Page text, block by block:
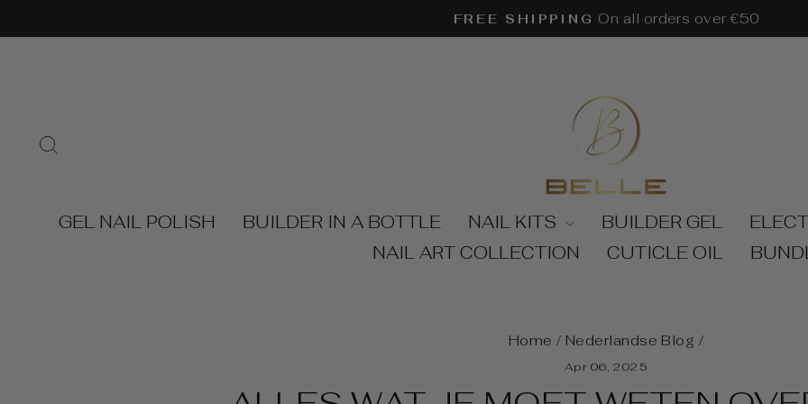
to
Pause
FREE SHIPPING On all orders over €50
GEL NAIL POLISH BUILDER IN A BOTTLE NAIL KITS BUILDER GEL
NAIL ART COLLECTION
CUTICLE OIL
Home / Nederlandse Blog /
Apr 06, 2025